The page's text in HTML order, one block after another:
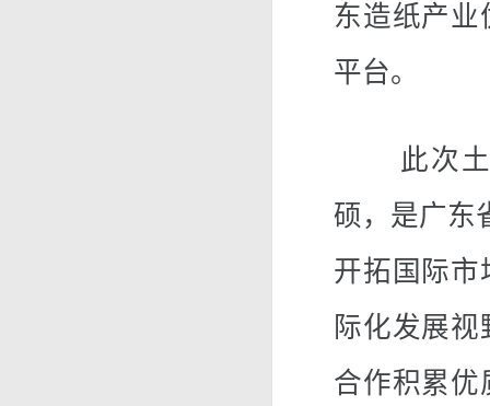
东造纸产
平台。
此次土耳
硕，是广东
开拓国际市
际化发展
合作积累优